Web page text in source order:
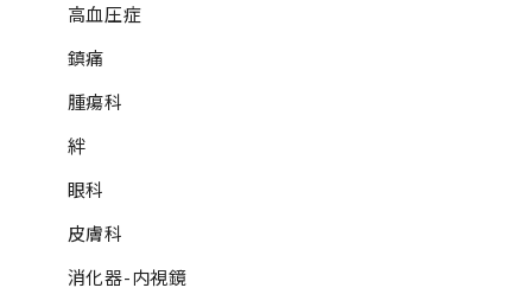
高血圧症
鎮痛
腫瘍科
絆
眼科
皮膚科
消化器-内視鏡